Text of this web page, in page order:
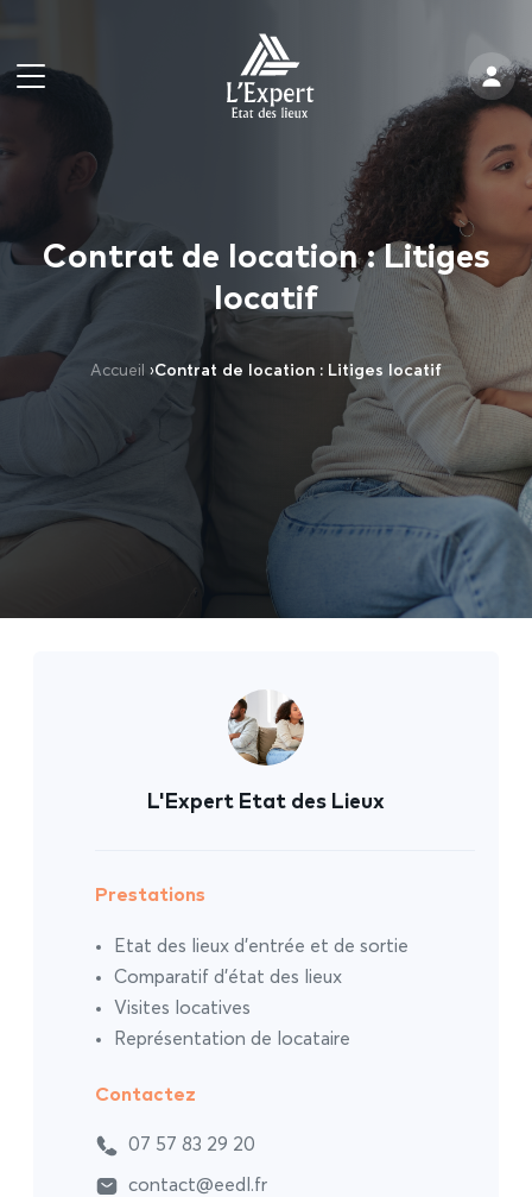
Contrat de location : Litiges
locatif
Accueil ›Contrat de location : Litiges locatif
L'Expert Etat des Lieux
Prestations
Etat des lieux d’entrée et de sortie
Comparatif d’état des lieux
Visites locatives
Représentation de locataire
Contactez
07 57 83 29 20
contact@eedl.fr